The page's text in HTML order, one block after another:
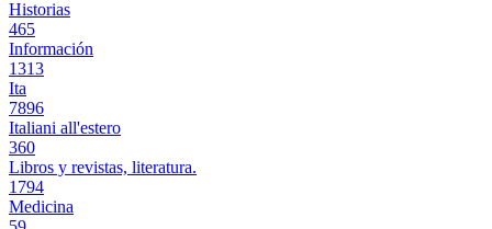
Historias
465
Información
1313
Ita
7896
Italiani all'estero
360
Libros y revistas, literatura.
1794
Medicina